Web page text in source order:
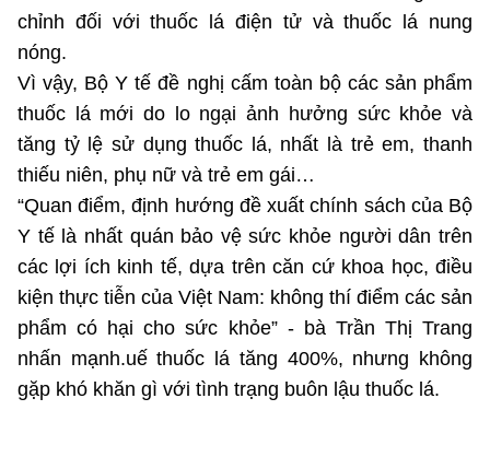
chỉnh đối với thuốc lá điện tử và thuốc lá nung
nóng.
Vì vậy, Bộ Y tế đề nghị cấm toàn bộ các sản phẩm
thuốc lá mới do lo ngại ảnh hưởng sức khỏe và
tăng tỷ lệ sử dụng thuốc lá, nhất là trẻ em, thanh
thiếu niên, phụ nữ và trẻ em gái…
“Quan điểm, định hướng đề xuất chính sách của Bộ
Y tế là nhất quán bảo vệ sức khỏe người dân trên
các lợi ích kinh tế, dựa trên căn cứ khoa học, điều
kiện thực tiễn của Việt Nam: không thí điểm các sản
phẩm có hại cho sức khỏe” - bà Trần Thị Trang
nhấn mạnh.uế thuốc lá tăng 400%, nhưng không
gặp khó khăn gì với tình trạng buôn lậu thuốc lá.